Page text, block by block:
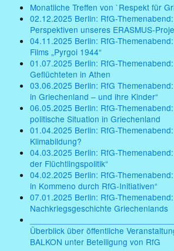
Monatliche Treffen von `Respekt für
02.12.2025 Berlin: RfG-
Perspektiven unseres ERASMUS-
04.11.2025 Berlin: RfG-
Films „Pyrgoi 1944“
01.07.2025 Berlin: RfG-
Geflüchteten in Athen
03.06.2025 Berlin: RfG
in Griechenland – und ihre Kinder“
06.05.2025 Berlin: RfG-
politische Situation in Griechenland
01.04.2025 Berlin: RfG-
Klimabildung?
04.03.2025 Berlin: RfG-
der Flüchtlingspolitik“
04.02.2025 Berlin: RfG-
in Kommeno durch RfG-Initiativen“
07.01.2025 Berlin: RfG-
Nachkriegsgeschichte Griechenlands
Überblick über öffentliche
BALKON unter Beteiligung von RfG